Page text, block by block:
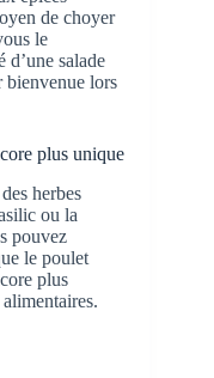
de choyer
le
d’une salade
bienvenue lors
plus unique
herbes
ou la
pouvez
le poulet
plus